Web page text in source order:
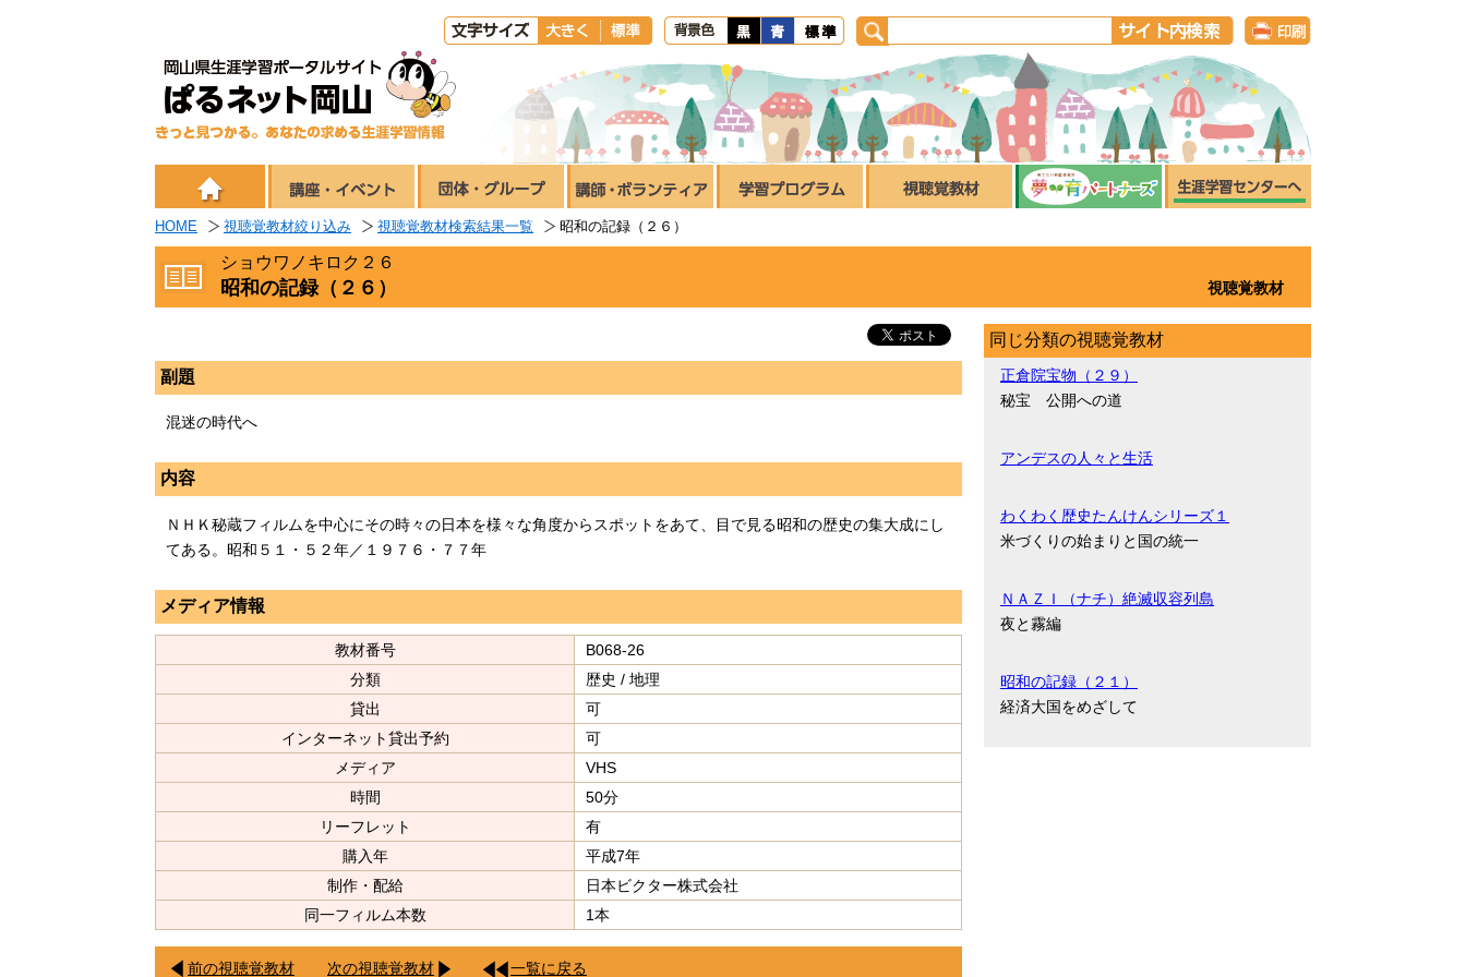
HOME 視聴覚教材絞り込み 視聴覚教材検索結果一覧 昭和の記録（２６）
ショウワノキロク２６
昭和の記録（２６） 視聴覚教材
副題
混迷の時代へ
内容
ＮＨＫ秘蔵フィルムを中心にその時々の日本を様々な角度からスポットをあて、目で見る昭和の歴史の集大成にし
てある。昭和５１・５２年／１９７６・７７年
メディア情報
教材番号
B068-26
分類
歴史 / 地理
貸出
可
インターネット貸出予約
可
メディア
VHS
時間
50分
リーフレット
有
購入年
平成7年
制作・配給
日本ビクター株式会社
同一フィルム本数
1本
前の視聴覚教材 次の視聴覚教材 一覧に戻る
同じ分類の視聴覚教材
正倉院宝物（２９）
秘宝 公開への道
アンデスの人々と生活
わくわく歴史たんけんシリーズ１
米づくりの始まりと国の統一
ＮＡＺＩ（ナチ）絶滅収容列島
夜と霧編
昭和の記録（２１）
経済大国をめざして